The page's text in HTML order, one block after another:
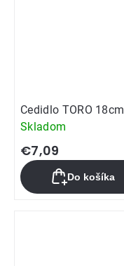
Cedidlo TORO 18cm
Skladom
€7,09
Do košíka